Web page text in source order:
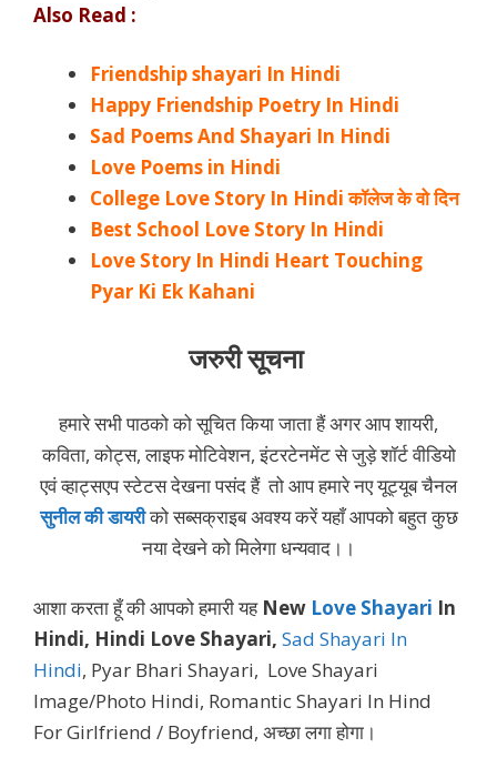
Also Read :
Friendship shayari In Hindi
Happy Friendship Poetry In Hindi
Sad Poems And Shayari In Hindi
Love Poems in Hindi
College Love Story In Hindi कॉलेज के वो दिन
Best School Love Story In Hindi
Love Story In Hindi Heart Touching
Pyar Ki Ek Kahani
जरुरी सूचना
हमारे सभी पाठको को सूचित किया जाता हैं अगर आप शायरी,
कविता, कोट्स, लाइफ मोटिवेशन, इंटरटेनमेंट से जुड़े शॉर्ट वीडियो
एवं व्हाट्सएप स्टेटस देखना पसंद हैं तो आप हमारे नए यूट्यूब चैनल
सुनील की डायरीको सब्सक्राइब अवश्य करें यहाँ आपको बहुत कुछ
नया देखने को मिलेगा धन्यवाद।।
आशा करता हूँ की आपको हमारी यह New Love Shayari In
Hindi, Hindi Love Shayari, Sad Shayari In
Hindi, Pyar Bhari Shayari, Love Shayari
Image/Photo Hindi, Romantic Shayari In Hind
For Girlfriend / Boyfriend, अच्छा लगा होगा।